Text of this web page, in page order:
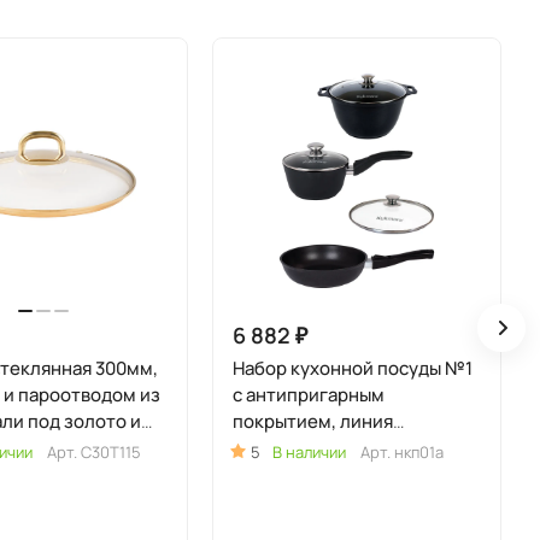
300мм,
пароотводом из
под золото и
Арт. С30Т115
6 882 ₽
Набор кухонной посуды №1
с антипригарным
покрытием, линия
"Традиция" (к41а, с247а,
5 В наличии Арт. нкп01а